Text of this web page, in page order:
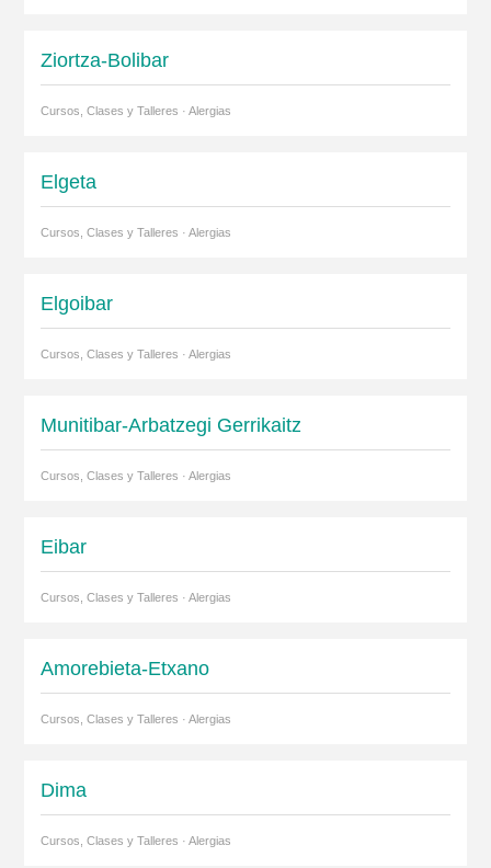
Ziortza-Bolibar
Cursos, Clases y Talleres · Alergias
Elgeta
Cursos, Clases y Talleres · Alergias
Elgoibar
Cursos, Clases y Talleres · Alergias
Munitibar-Arbatzegi Gerrikaitz
Cursos, Clases y Talleres · Alergias
Eibar
Cursos, Clases y Talleres · Alergias
Amorebieta-Etxano
Cursos, Clases y Talleres · Alergias
Dima
Cursos, Clases y Talleres · Alergias